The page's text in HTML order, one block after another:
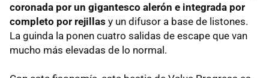
coronada por un gigantesco alerón e integrada por
completo por rejillas y un difusor a base de listones.
La guinda la ponen cuatro salidas de escape que van
mucho más elevadas de lo normal.